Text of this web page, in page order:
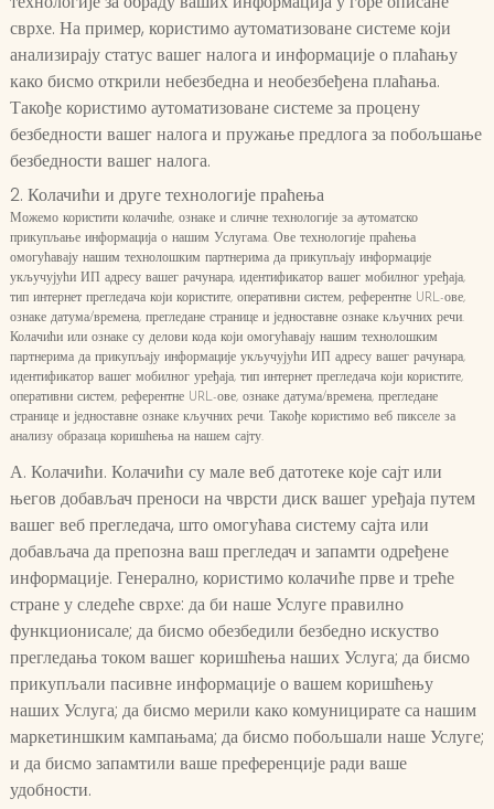
сврхе. На пример, користимо аутоматизоване системе који
анализирају статус вашег налога и информације о плаћању
како бисмо открили небезбедна и необезбеђена плаћања.
Такође користимо аутоматизоване системе за процену
безбедности вашег налога и пружање предлога за побољшање
безбедности вашег налога.
2. Колачићи и друге технологије праћења
Можемо користити колачиће, ознаке и сличне технологије за аутоматско
прикупљање информација о нашим Услугама. Ове технологије праћења
омогућавају нашим технолошким партнерима да прикупљају информације
укључујући ИП адресу вашег рачунара, идентификатор вашег мобилног уређаја,
тип интернет прегледача који користите, оперативни систем, референтне URL-ове,
ознаке датума/времена, прегледане странице и једноставне ознаке кључних речи.
Колачићи или ознаке су делови кода који омогућавају нашим технолошким
партнерима да прикупљају информације укључујући ИП адресу вашег рачунара,
идентификатор вашег мобилног уређаја, тип интернет прегледача који користите,
оперативни систем, референтне URL-ове, ознаке датума/времена, прегледане
странице и једноставне ознаке кључних речи. Такође користимо веб пикселе за
анализу образаца коришћења на нашем сајту.
А. Колачићи. Колачићи су мале веб датотеке које сајт или
његов добављач преноси на чврсти диск вашег уређаја путем
вашег веб прегледача, што омогућава систему сајта или
добављача да препозна ваш прегледач и запамти одређене
информације. Генерално, користимо колачиће прве и треће
стране у следеће сврхе: да би наше Услуге правилно
функционисале; да бисмо обезбедили безбедно искуство
прегледања током вашег коришћења наших Услуга; да бисмо
прикупљали пасивне информације о вашем коришћењу
наших Услуга; да бисмо мерили како комуницирате са нашим
маркетиншким кампањама; да бисмо побољшали наше Услуге;
и да бисмо запамтили ваше преференције ради ваше
удобности.